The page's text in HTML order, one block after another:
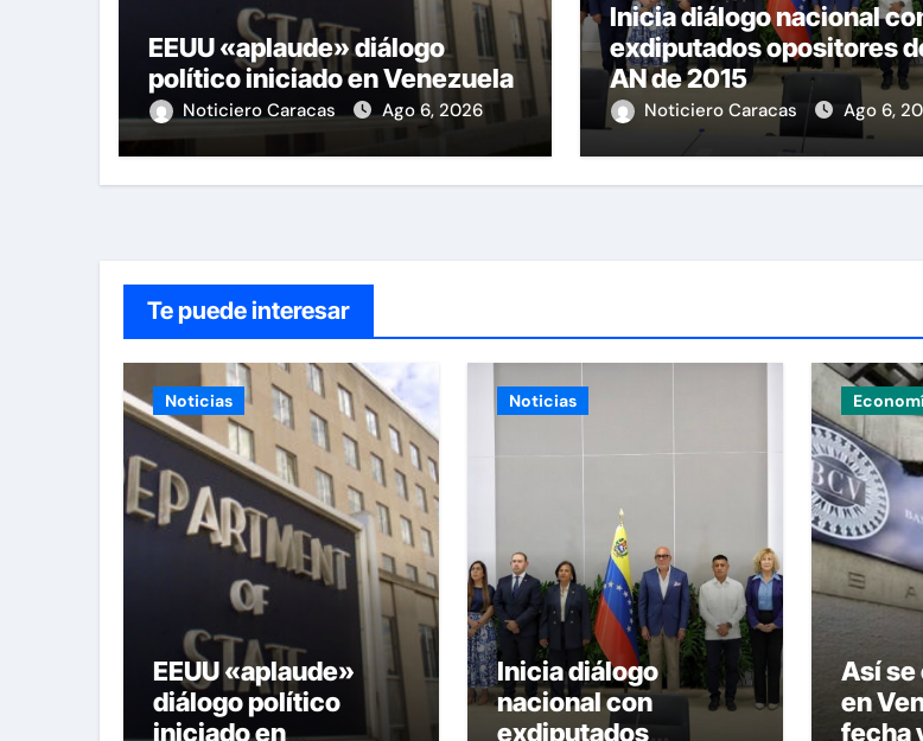
EEUU «aplaude» diálogo
político iniciado en Venezuela
Noticiero Caracas Ago 6, 2026
Inicia diálogo nacional
exdiputados opositores
AN de 2015
Noticiero Caracas Ago 6,
Te puede interesar
Noticias
EEUU «aplaude»
diálogo político
iniciado en
Noticias
Inicia diálogo
nacional con
exdiputados
Así se
en
fecha